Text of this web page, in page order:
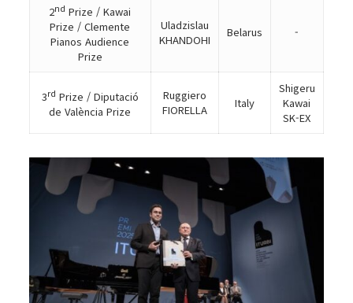
2nd Prize / Kawai
Prize / Clemente
Pianos Audience
Prize
Uladzislau
KHANDOHI
Belarus -
3rd Prize / Diputació
de València Prize
Ruggiero
FIORELLA
Italy
Shigeru
Kawai
SK-EX